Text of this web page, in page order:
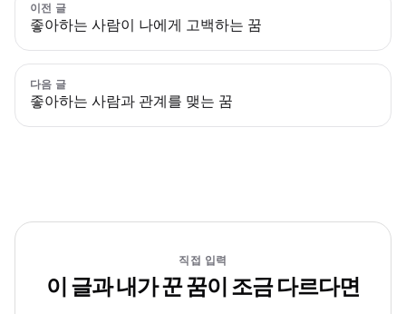
이전 글
좋아하는 사람이 나에게 고백하는 꿈
다음 글
좋아하는 사람과 관계를 맺는 꿈
직접 입력
이 글과 내가 꾼 꿈이 조금 다르다면